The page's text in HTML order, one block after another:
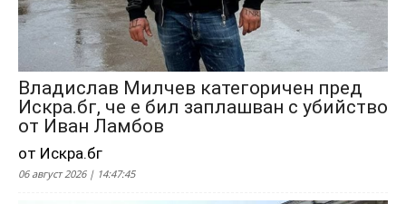
Владислав Милчев категоричен пред
Искра.бг, че е бил заплашван с убийство
от Иван Ламбов
от Искра.бг
06 август 2026 | 14:47:45